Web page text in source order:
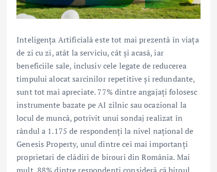
Inteligența Artificială este tot mai prezentă în viața
de zi cu zi, atât la serviciu, cât și acasă, iar
beneficiile sale, inclusiv cele legate de reducerea
timpului alocat sarcinilor repetitive și redundante,
sunt tot mai apreciate. 77% dintre angajați folosesc
instrumente bazate pe AI zilnic sau ocazional la
locul de muncă, potrivit unui sondaj realizat în
rândul a 1.175 de respondenți la nivel național de
Genesis Property, unul dintre cei mai importanți
proprietari de clădiri de birouri din România. Mai